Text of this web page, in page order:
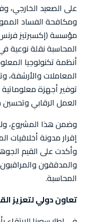
على الصعيد الخارجي،
ومكافحة الفساد
المحاسبة نقلة نوعية
أنظمة تكنولوجيا
المعاملات والأرشفة،
توفير أجهزة
العمل الرقابي
وضمن هذا المشروع،
إقرار مدونة أخلاقيات
وأكدت على القيم
والمدققون
المحاسبة.
تعاون دولي لتعزيز